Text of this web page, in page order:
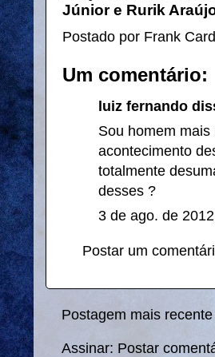
Júnior e Rurik
Postado por Frank
Um comentário:
luiz fernando
Sou homem
acontecimento
totalmente
desses ?
3 de ago. de
Postar um
Postagem mais recente
Assinar: Postar